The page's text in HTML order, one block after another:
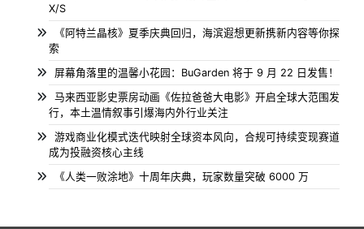
X/S
《阿特兰晶核》夏季庆典回归，海滨遐想更新携新内容等你探
索
屏幕角落里的温馨小花园：BuGarden 将于 9 月 22 日发售！
马来西亚影史票房动画《佐拉爸爸大电影》开启全球大范围发
行，本土温情叙事引爆海内外行业关注
游戏商业化模式迭代映射全球资本风向，合规可持续变现赛道
成为投融资核心主线
《人类一败涂地》十周年庆典，玩家数量突破 6000 万